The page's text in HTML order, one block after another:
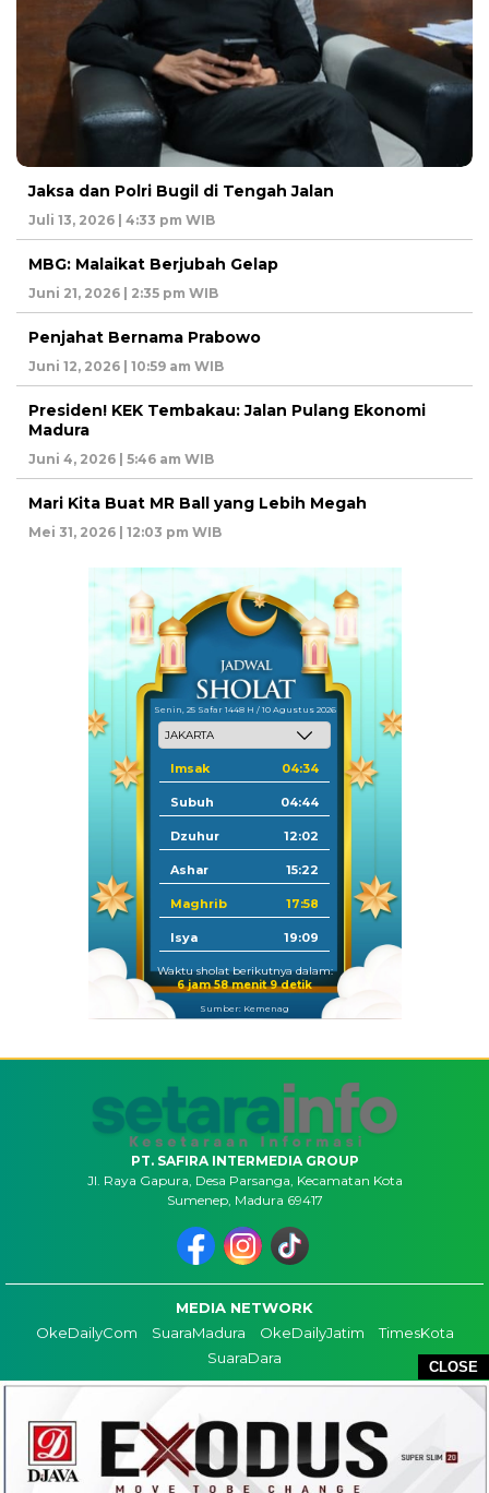
CLOSE
Jaksa dan Polri Bugil di Tengah Jalan
Juli 13, 2026 | 4:33 pm WIB
MBG: Malaikat Berjubah Gelap
Juni 21, 2026 | 2:35 pm WIB
Penjahat Bernama Prabowo
Juni 12, 2026 | 10:59 am WIB
Presiden! KEK Tembakau: Jalan Pulang Ekonomi
Madura
Juni 4, 2026 | 5:46 am WIB
Mari Kita Buat MR Ball yang Lebih Megah
Mei 31, 2026 | 12:03 pm WIB
Senin, 25 Safar 1448 H / 10 Agustus 2026
Imsak 04:34
Subuh 04:44
Dzuhur 12:02
Ashar 15:22
Maghrib 17:58
Isya 19:09
Waktu sholat berikutnya dalam:
6 jam 58 menit 8 detik
Sumber: Kemenag
PT. SAFIRA INTERMEDIA GROUP
Jl. Raya Gapura, Desa Parsanga, Kecamatan Kota
Sumenep, Madura 69417
MEDIA NETWORK
OkeDailyCom
SuaraMadura OkeDailyJatim
TimesKota
SuaraDara
COPYRIGHT ©2026 SETARAINFO - ALL RIGHTS RESERVED